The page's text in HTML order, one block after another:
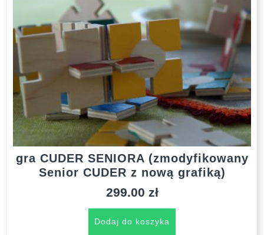
gra CUDER SENIORA (zmodyfikowany
Senior CUDER z nową grafiką)
299.00 zł
Dodaj do koszyka